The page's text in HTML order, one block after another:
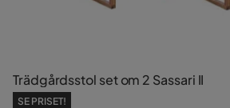
Trädgårdsstol set om 2 Sassari II
SE PRISET!